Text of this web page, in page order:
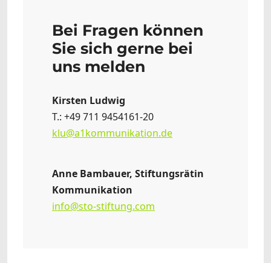
Bei Fragen können
Sie sich gerne bei
uns melden
Kirsten Ludwig
T.: +49 711 9454161-20
klu@a1kommunikation.de
Anne Bambauer, Stiftungsrätin
Kommunikation
info@sto-stiftung.com